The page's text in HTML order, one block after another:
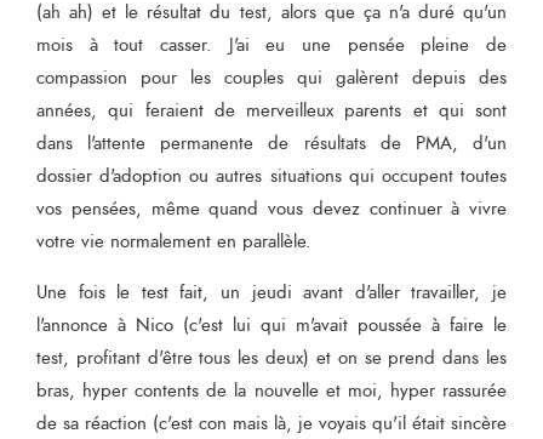
(ah ah) et le résultat du test, alors que ça n'a duré qu'un
mois à tout casser. J'ai eu une pensée pleine de
compassion pour les couples qui galèrent depuis des
années, qui feraient de merveilleux parents et qui sont
dans l'attente permanente de résultats de PMA, d'un
dossier d'adoption ou autres situations qui occupent toutes
vos pensées, même quand vous devez continuer à vivre
votre vie normalement en parallèle.
Une fois le test fait, un jeudi avant d'aller travailler, je
l'annonce à Nico (c'est lui qui m'avait poussée à faire le
test, profitant d'être tous les deux) et on se prend dans les
bras, hyper contents de la nouvelle et moi, hyper rassurée
de sa réaction (c'est con mais là, je voyais qu'il était sincère